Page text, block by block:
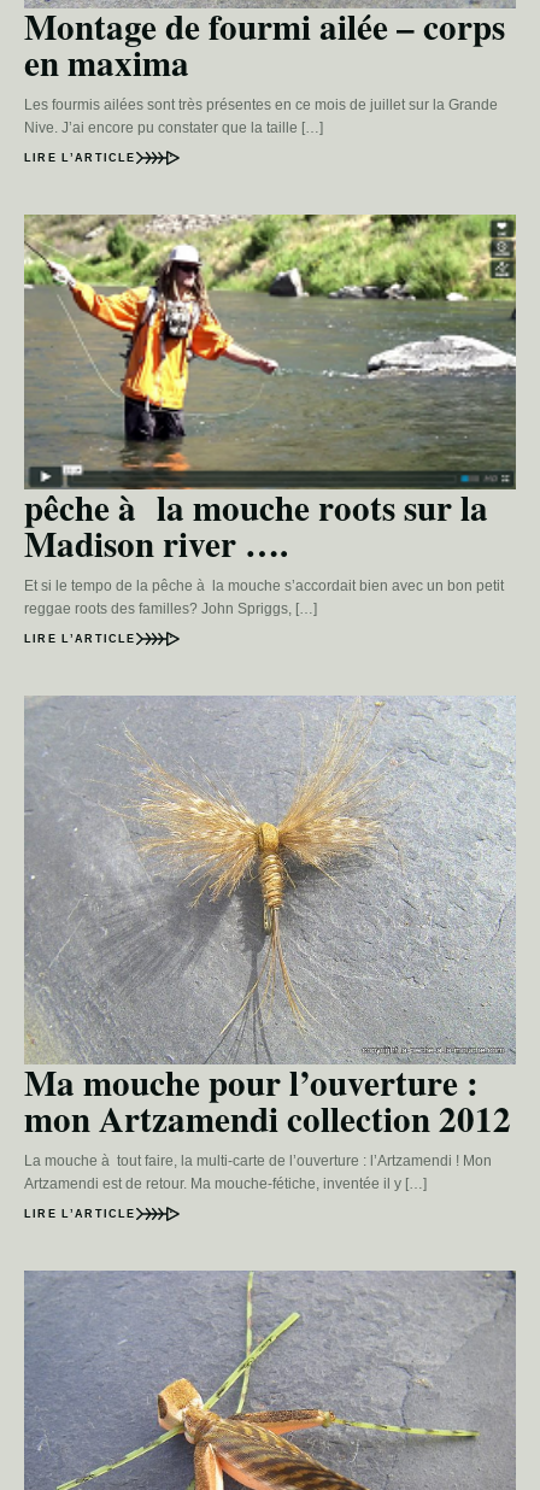
Montage de fourmi ailée – corps
en maxima
Les fourmis ailées sont très présentes en ce mois de juillet sur la Grande
Nive. J’ai encore pu constater que la taille […]
LIRE L’ARTICLE
pêche à la mouche roots sur la
Madison river ….
Et si le tempo de la pêche à la mouche s’accordait bien avec un bon petit
reggae roots des familles? John Spriggs, […]
LIRE L’ARTICLE
Ma mouche pour l’ouverture :
mon Artzamendi collection 2012
La mouche à tout faire, la multi-carte de l’ouverture : l’Artzamendi ! Mon
Artzamendi est de retour. Ma mouche-fétiche, inventée il y […]
LIRE L’ARTICLE